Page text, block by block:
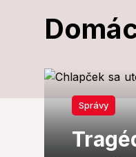
Správy